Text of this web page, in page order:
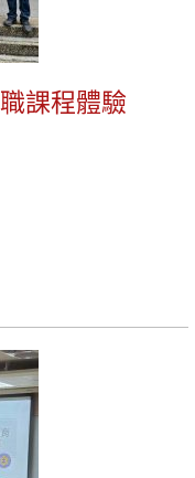
課程體驗